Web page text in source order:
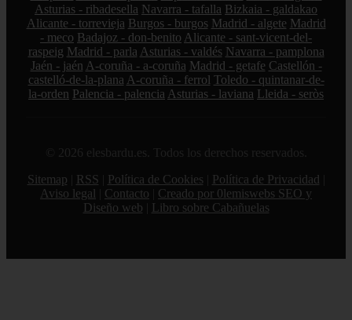
Asturias - ribadesella Navarra - tafalla Bizkaia - galdakao
Alicante - torrevieja Burgos - burgos Madrid - algete Madrid
- meco Badajoz - don-benito Alicante - sant-vicent-del-
raspeig Madrid - parla Asturias - valdés Navarra - pamplona
Jaén - jaén A-coruña - a-coruña Madrid - getafe Castellón -
castelló-de-la-plana A-coruña - ferrol Toledo - quintanar-de-
la-orden Palencia - palencia Asturias - laviana Lleida - seròs
© 2026 elesbardu.es. Todos los derechos reservados.
Sitemap
RSS Política de Cookies Política de Privacidad
Aviso legal
Contacto
Creado por 0lemiswebs SEO y
Diseño web
Libro sobre Cabañuelas